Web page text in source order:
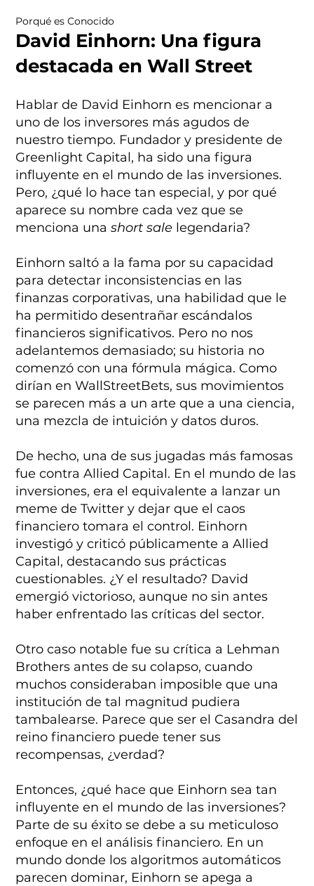
Porqué es Conocido
David Einhorn: Una figura
destacada en Wall Street
Hablar de David Einhorn es mencionar a
uno de los inversores más agudos de
nuestro tiempo. Fundador y presidente de
Greenlight Capital, ha sido una figura
influyente en el mundo de las inversiones.
Pero, ¿qué lo hace tan especial, y por qué
aparece su nombre cada vez que se
menciona unashort sale legendaria?
Einhorn saltó a la fama por su capacidad
para detectar inconsistencias en las
finanzas corporativas, una habilidad que le
ha permitido desentrañar escándalos
financieros significativos. Pero no nos
adelantemos demasiado; su historia no
comenzó con una fórmula mágica. Como
dirían en WallStreetBets, sus movimientos
se parecen más a un arte que a una ciencia,
una mezcla de intuición y datos duros.
De hecho, una de sus jugadas más famosas
fue contra Allied Capital. En el mundo de las
inversiones, era el equivalente a lanzar un
meme de Twitter y dejar que el caos
financiero tomara el control. Einhorn
investigó y criticó públicamente a Allied
Capital, destacando sus prácticas
cuestionables. ¿Y el resultado? David
emergió victorioso, aunque no sin antes
haber enfrentado las críticas del sector.
Otro caso notable fue su crítica a Lehman
Brothers antes de su colapso, cuando
muchos consideraban imposible que una
institución de tal magnitud pudiera
tambalearse. Parece que ser el Casandra del
reino financiero puede tener sus
recompensas, ¿verdad?
Entonces, ¿qué hace que Einhorn sea tan
influyente en el mundo de las inversiones?
Parte de su éxito se debe a su meticuloso
enfoque en el análisis financiero. En un
mundo donde los algoritmos automáticos
parecen dominar, Einhorn se apega a